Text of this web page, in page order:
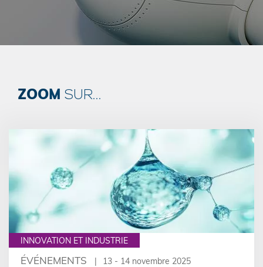
ZOOM SUR...
INNOVATION ET INDUSTRIE
ÉVÉNEMENTS 13 - 14 novembre 2025